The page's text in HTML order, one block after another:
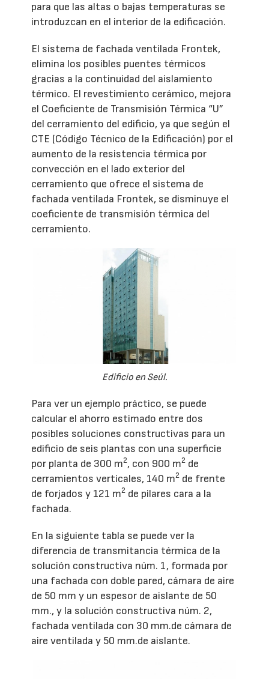
para que las altas o bajas temperaturas se
introduzcan en el interior de la edificación.
El sistema de fachada ventilada Frontek,
elimina los posibles puentes térmicos
gracias a la continuidad del aislamiento
térmico. El revestimiento cerámico, mejora
el Coeficiente de Transmisión Térmica “U”
del cerramiento del edificio, ya que según el
CTE (Código Técnico de la Edificación) por el
aumento de la resistencia térmica por
convección en el lado exterior del
cerramiento que ofrece el sistema de
fachada ventilada Frontek, se disminuye el
coeficiente de transmisión térmica del
cerramiento.
Edificio en Seúl.
Para ver un ejemplo práctico, se puede
calcular el ahorro estimado entre dos
posibles soluciones constructivas para un
edificio de seis plantas con una superficie
por planta de 300 m2, con 900 m2 de
cerramientos verticales, 140 m2 de frente
de forjados y 121 m2 de pilares cara a la
fachada.
En la siguiente tabla se puede ver la
diferencia de transmitancia térmica de la
solución constructiva núm. 1, formada por
una fachada con doble pared, cámara de aire
de 50 mm y un espesor de aislante de 50
mm., y la solución constructiva núm. 2,
fachada ventilada con 30 mm.de cámara de
aire ventilada y 50 mm.de aislante.